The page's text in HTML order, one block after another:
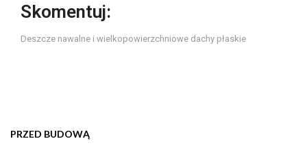
Skomentuj:
Deszcze nawalne i wielkopowierzchniowe dachy płaskie
PRZED BUDOWĄ